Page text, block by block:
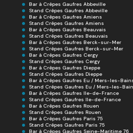
Bar à Crêpes Gaufres Abbeville
Stand Crêpes Gaufres Abbeville
Bar à Crêpes Gaufres Amiens
Stand Crêpes Gaufres Amiens
Bar à Crêpes Gaufres Beauvais
Stand Crêpes Gaufres Beauvais
Bar à Crêpes Gaufres Berck-sur-Mer
Stand Crêpes Gaufres Berck-sur-Mer
Bar à Crêpes Gaufres Cergy
Stand Crêpes Gaufres Cergy
Bar à Crêpes Gaufres Dieppe
Stand Crêpes Gaufres Dieppe
Bar à Crêpes Gaufres Eu / Mers-les-
Stand Crêpes Gaufres Eu / Mers-les-
Bar à Crêpes Gaufres Ile-de-France
Stand Crêpes Gaufres Ile-de-France
Bar à Crêpes Gaufres Rouen
Stand Crêpes Gaufres Rouen
Bar à Crêpes Gaufres Paris 75
Stand Crêpes Gaufres Paris 75
Bar à Crêpes Gaufres Seine-Maritime 76